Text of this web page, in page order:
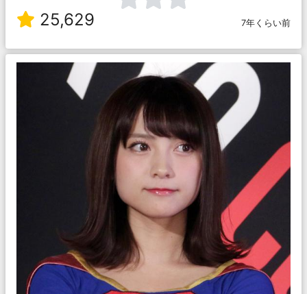
25,629 7年くらい前